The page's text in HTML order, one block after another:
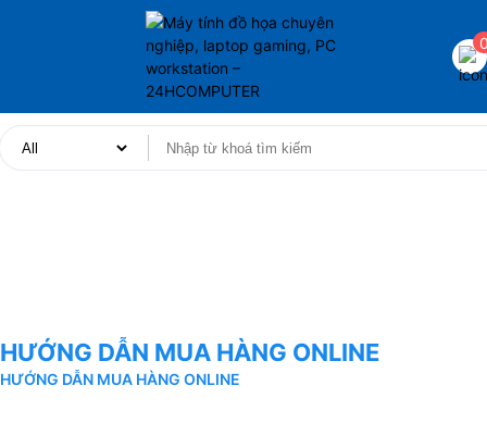
HƯỚNG DẪN MUA HÀNG ONLINE
HƯỚNG DẪN MUA HÀNG ONLINE